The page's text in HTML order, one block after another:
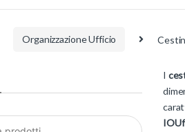
Organizzazione Ufficio
I